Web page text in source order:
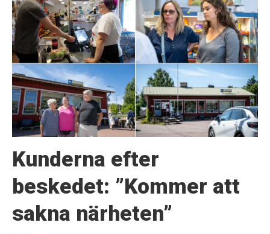
Kunderna efter
beskedet: ”Kommer att
sakna närheten”